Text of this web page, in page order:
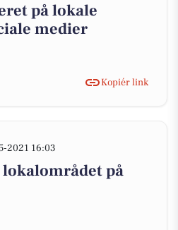
på lokale
medier
Kopiér link
2021 16:03
lokalområdet på